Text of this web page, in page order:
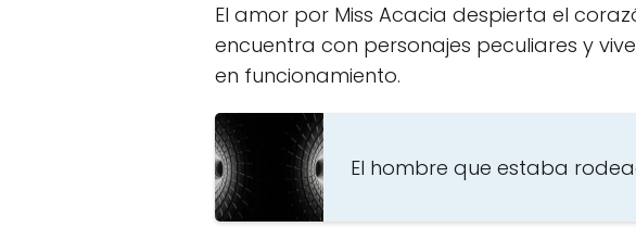
El amor por Miss Acacia despierta el
encuentra con personajes peculiares y
en funcionamiento.
El hombre que estaba